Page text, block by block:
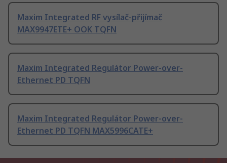
Maxim Integrated RF vysílač-přijímač
MAX9947ETE+ OOK TQFN
Maxim Integrated Regulátor Power-over-
Ethernet PD TQFN
Maxim Integrated Regulátor Power-over-
Ethernet PD TQFN MAX5996CATE+